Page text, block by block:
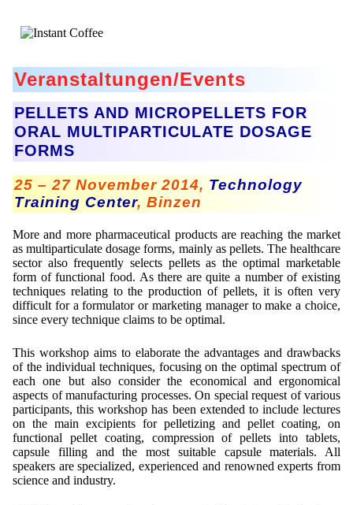
Veranstaltungen/Events
PELLETS AND MICROPELLETS FOR
ORAL MULTIPARTICULATE DOSAGE
FORMS
25 – 27 November 2014, Technology
Training Center, Binzen
More and more pharmaceutical products are reaching the market
as multiparticulate dosage forms, mainly as pellets. The healthcare
sector also frequently selects pellets as the optimal marketable
form of functional food. As there are quite a number of existing
techniques relating to the production of pellets, it is often very
difficult for a formulator or marketing manager to make a choice,
since every technique claims to be optimal.
This workshop aims to elaborate the advantages and drawbacks
of the individual techniques, focusing on the optimal spectrum of
each one but also consider the economical and ergonomical
aspects of manufacturing processes. On special request of various
participants, this workshop has been extended to include lectures
on the main excipients for pelletizing and pellet coating, on
functional pellet coating, compression of pellets into tablets,
capsule filling and the most suitable capsule materials. All
speakers are specialized, experienced and renowned experts from
science and industry.